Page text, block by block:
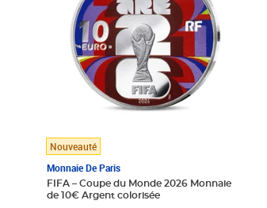
Nouveauté
Monnaie De Paris
FIFA – Coupe du Monde 2026 Monnaie
de 10€ Argent colorisée